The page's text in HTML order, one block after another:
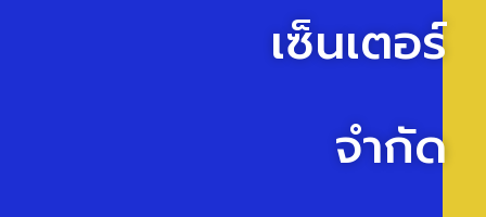
เซ็นเตอร์
จำกัด